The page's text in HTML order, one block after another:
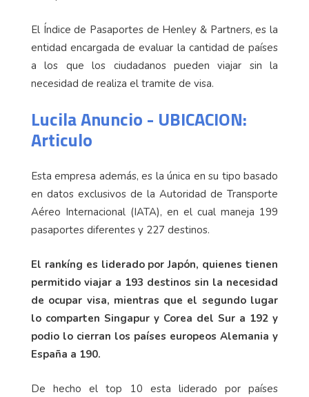
El Índice de Pasaportes de Henley & Partners, es la
entidad encargada de evaluar la cantidad de países
a los que los ciudadanos pueden viajar sin la
necesidad de realiza el tramite de visa.
Lucila Anuncio - UBICACION:
Articulo
Esta empresa además, es la única en su tipo basado
en datos exclusivos de la Autoridad de Transporte
Aéreo Internacional (IATA), en el cual maneja 199
pasaportes diferentes y 227 destinos.
El rankíng es liderado por Japón, quienes tienen
permitido viajar a 193 destinos sin la necesidad
de ocupar visa, mientras que el segundo lugar
lo comparten Singapur y Corea del Sur a 192 y
podio lo cierran los países europeos Alemania y
España a 190.
De hecho el top 10 esta liderado por países